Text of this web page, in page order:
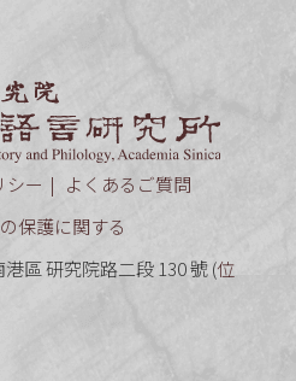
シー
よくあるご質問
保護に関する
區 研究院路二段 130 號 (位